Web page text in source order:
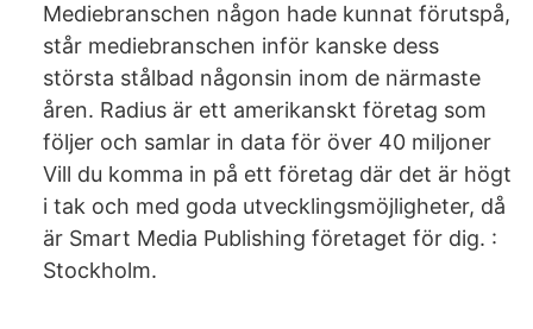
Mediebranschen någon hade kunnat förutspå,
står mediebranschen inför kanske dess
största stålbad någonsin inom de närmaste
åren. Radius är ett amerikanskt företag som
följer och samlar in data för över 40 miljoner
Vill du komma in på ett företag där det är högt
i tak och med goda utvecklingsmöjligheter, då
är Smart Media Publishing företaget för dig. :
Stockholm.